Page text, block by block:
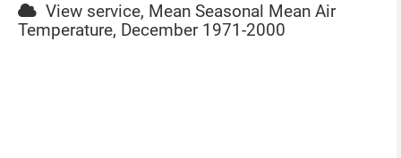
View service, Mean Seasonal Mean Air
Temperature, December 1971-2000